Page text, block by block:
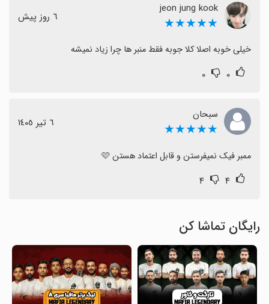
jeon jung kook
★★★★★ ٦ روز پیش
خیلی خوبه اصلا کلا جوبه فقط منبر ها چرا زیاد نمیشه
۰ ۰
سبحان
★★★★★ ٦ تیر ١٤٠٥
ممبر فیک نمیفرستن و قابل اعتماد هستن 🩷
۴ ۴
رایگان تماشا کن